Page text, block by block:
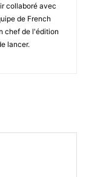
collaboré avec
de French
chef de l'édition
lancer.